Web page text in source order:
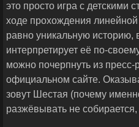
это просто игра с детскими
ходе прохождения
равно уникальную историю,
интерпретирует её по-
можно почерпнуть из пресс-
официальном сайте.
зовут Шестая (почему
разжёвывать не